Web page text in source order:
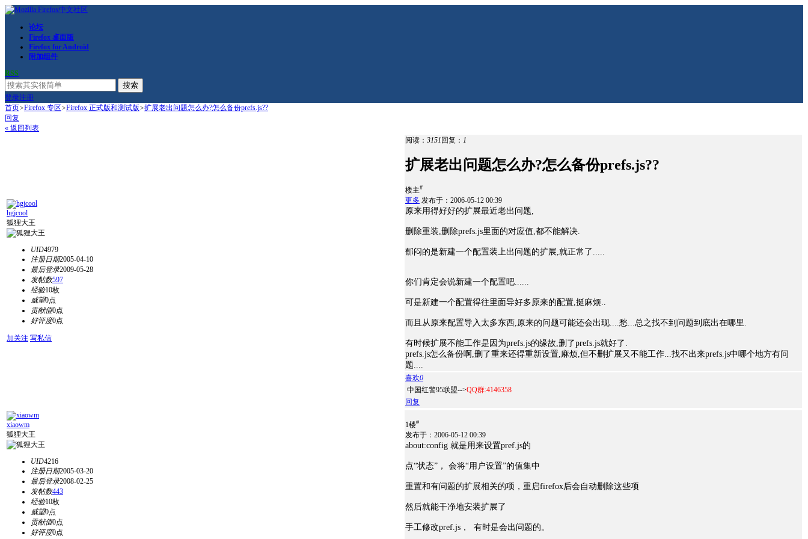
论坛
Firefox 桌面版
Firefox for Android
附加组件
RSS
搜索
登录注册
首页>Firefox 专区>Firefox 正式版和测试版>扩展老出问题怎么办?怎么备份prefs.js??
回复
« 返回列表
hgjcool
狐狸大王
UID4979
注册日期2005-04-10
最后登录2009-05-28
发帖数597
经验10枚
威望0点
贡献值0点
好评度0点
加关注 写私信
阅读： 3151 回复： 1
扩展老出问题怎么办?怎么备份prefs.js??
楼主#
更多 发布于：2006-05-12 00:39
原来用得好好的扩展最近老出问题,
删除重装,删除prefs.js里面的对应值,都不能解决.
郁闷的是新建一个配置装上出问题的扩展,就正常了.....
你们肯定会说新建一个配置吧......
可是新建一个配置得往里面导好多原来的配置,挺麻烦..
而且从原来配置导入太多东西,原来的问题可能还会出现....愁...总之找不到问题到底出在哪里.
有时候扩展不能工作是因为prefs.js的缘故,删了prefs.js就好了.
prefs.js怎么备份啊,删了重来还得重新设置,麻烦,但不删扩展又不能工作...找不出来prefs.js中哪个地方有问
题....
喜欢0
中国红警95联盟-->QQ群:4146358
回复
xiaowm
狐狸大王
UID4216
注册日期2005-03-20
最后登录2008-02-25
发帖数443
经验10枚
威望0点
贡献值0点
好评度0点
1楼#
发布于：2006-05-12 00:39
about:config 就是用来设置pref.js的
点“状态”， 会将“用户设置”的值集中
重置和有问题的扩展相关的项，重启firefox后会自动删除这些项
然后就能干净地安装扩展了
手工修改pref.js， 有时是会出问题的。